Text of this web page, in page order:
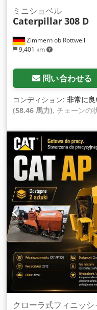
Zimmern ob Rottweil
9,401 km
ミニショベル
Caterpillar308 D
問い合わせる
コンディション: 非常に良
(58.46 馬力), チェーンの
クローラ式フィニッシ